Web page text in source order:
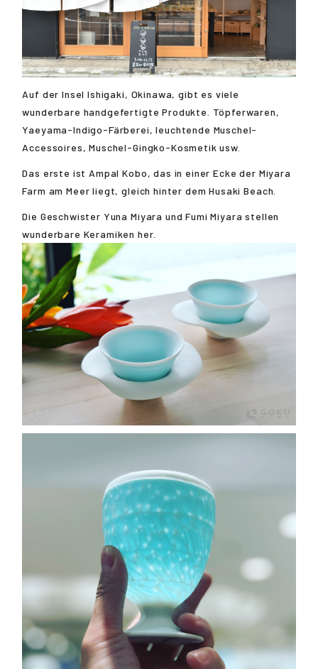
Auf der Insel Ishigaki, Okinawa, gibt es viele
wunderbare handgefertigte Produkte. Töpferwaren,
Yaeyama-Indigo-Färberei, leuchtende Muschel-
Accessoires, Muschel-Gingko-Kosmetik usw.
Das erste ist Ampal Kobo, das in einer Ecke der Miyara
Farm am Meer liegt, gleich hinter dem Husaki Beach.
Die Geschwister Yuna Miyara und Fumi Miyara stellen
wunderbare Keramiken her.